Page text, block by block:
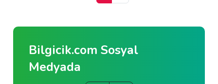
Bilgicik.com Sosyal
Medyada